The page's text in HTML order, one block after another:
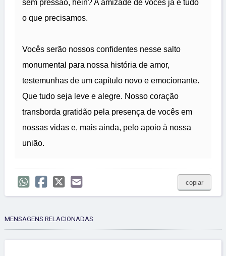
sem pressão, hein? A amizade de vocês já é tudo
o que precisamos.
Vocês serão nossos confidentes nesse salto
monumental para nossa história de amor,
testemunhas de um capítulo novo e emocionante.
Que tudo seja leve e alegre. Nosso coração
transborda gratidão pela presença de vocês em
nossas vidas e, mais ainda, pelo apoio à nossa
união.
copiar
MENSAGENS RELACIONADAS